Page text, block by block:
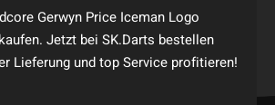
Gerwyn Price Iceman Logo
Jetzt bei SK.Darts bestellen
Lieferung und top Service profitieren!